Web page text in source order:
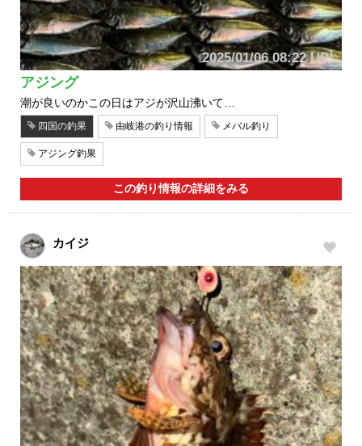
2025/01/06 08:22 UP!
アジング
潮が良いのかこの日はアジが沢山沸いて…
四国の釣果 由岐港の釣り情報 メバル釣り
アジング釣果
この釣り情報の詳細をみる
カイジ